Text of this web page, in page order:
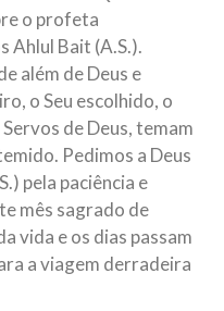
Misericordioso! Diante da
Ibn Ali Ibn Abi Táleb
(Formosura
recebe o ex-
da
o Centro Islâmico no
o profeta
Ahlul Bait (A.S.).
além de Deus e
o Seu escolhido, o
de Deus, temam
Pedimos a Deus
pela paciência e
mês sagrado de
vida e os dias passam
a viagem derradeira